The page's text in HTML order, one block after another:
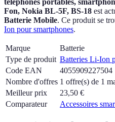
Fon, Nokia BL-5F, BS-18 est
Batterie Mobile. Ce produit se
Ion pour smartphones.
Marque
Batterie
Type de produit Batteries Li-Ion
Code EAN
4055909227504
Nombre d'offres 1 offre(s) de 1
Meilleur prix
23,50 €
Comparateur
Accessoires